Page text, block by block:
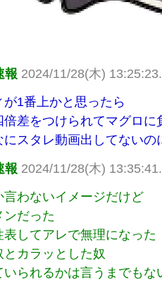
報 2024/11/28(木)
1番上かと思ったら
差をつけられてマグロに
スタレ動画出してないの
報 2024/11/28(木)
わないイメージだけど
ンだった
してアレで無理になった
カラッとした奴
いられるかは言うまでもな